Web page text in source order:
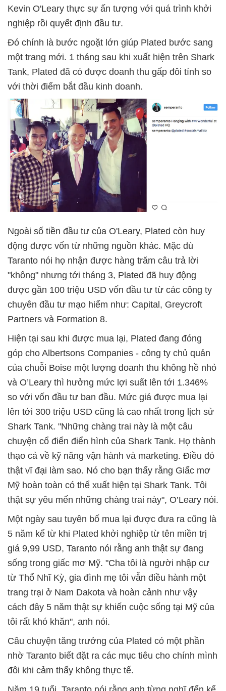
Kevin O'Leary thực sự ấn tượng với quá trình khởi
nghiệp rồi quyết định đầu tư.
Đó chính là bước ngoặt lớn giúp Plated bước sang
một trang mới. 1 tháng sau khi xuất hiện trên Shark
Tank, Plated đã có được doanh thu gấp đôi tính so
với thời điểm bắt đầu kinh doanh.
Ngoài số tiền đầu tư của O'Leary, Plated còn huy
động được vốn từ những nguồn khác. Mặc dù
Taranto nói họ nhận được hàng trăm câu trả lời
"không" nhưng tới tháng 3, Plated đã huy động
được gần 100 triệu USD vốn đầu tư từ các công ty
chuyên đầu tư mạo hiểm như: Capital, Greycroft
Partners và Formation 8.
Hiện tại sau khi được mua lại, Plated đang đóng
góp cho Albertsons Companies - công ty chủ quản
của chuỗi Boise một lượng doanh thu không hề nhỏ
và O’Leary thì hưởng mức lợi suất lên tới 1.346%
so với vốn đầu tư ban đầu. Mức giá được mua lại
lên tới 300 triệu USD cũng là cao nhất trong lịch sử
Shark Tank. "Những chàng trai này là một câu
chuyện cổ điển điển hình của Shark Tank. Họ thành
thạo cả về kỹ năng vận hành và marketing. Điều đó
thật vĩ đại làm sao. Nó cho bạn thấy rằng Giấc mơ
Mỹ hoàn toàn có thể xuất hiện tại Shark Tank. Tôi
thật sự yêu mến những chàng trai này", O’Leary nói.
Một ngày sau tuyên bố mua lại được đưa ra cũng là
5 năm kể từ khi Plated khởi nghiệp từ tên miền trị
giá 9,99 USD, Taranto nói rằng anh thật sự đang
sống trong giấc mơ Mỹ. "Cha tôi là người nhập cư
từ Thổ Nhĩ Kỳ, gia đình mẹ tôi vẫn điều hành một
trang trại ở Nam Dakota và hoàn cảnh như vậy
cách đây 5 năm thật sự khiến cuộc sống tại Mỹ của
tôi rất khó khăn", anh nói.
Câu chuyện tăng trưởng của Plated có một phần
nhờ Taranto biết đặt ra các mục tiêu cho chính mình
đôi khi cảm thấy không thực tế.